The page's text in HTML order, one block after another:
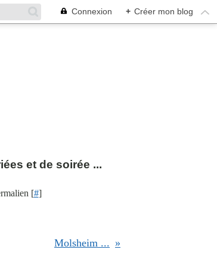
Connexion + Créer mon blog
et de soirée ...
[#]
Molsheim ...